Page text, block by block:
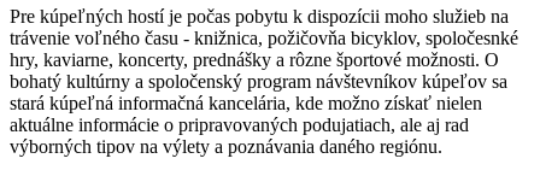
Pre kúpeľných hostí je počas pobytu k dispozícii moho služieb na
trávenie voľného času - knižnica, požičovňa bicyklov, spoločesnké
hry, kaviarne, koncerty, prednášky a rôzne športové možnosti. O
bohatý kultúrny a spoločenský program návštevníkov kúpeľov sa
stará kúpeľná informačná kancelária, kde možno získať nielen
aktuálne informácie o pripravovaných podujatiach, ale aj rad
výborných tipov na výlety a poznávania daného regiónu.